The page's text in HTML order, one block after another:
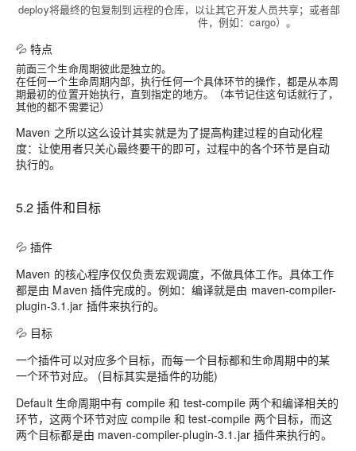
deploy将最终的包复制到远程的仓库，以让其它开发人员共享；或者部
件，例如：cargo）。
💦 特点
前面三个生命周期彼此是独立的。
在任何一个生命周期内部，执行任何一个具体环节的操作，都是从本周
期最初的位置开始执行，直到指定的地方。（本节记住这句话就行了，
其他的都不需要记）
Maven 之所以这么设计其实就是为了提高构建过程的自动化程
度：让使用者只关心最终要干的即可，过程中的各个环节是自动
执行的。
5.2 插件和目标
💦 插件
Maven 的核心程序仅仅负责宏观调度，不做具体工作。具体工作
都是由 Maven 插件完成的。例如：编译就是由 maven-compiler-
plugin-3.1.jar 插件来执行的。
💦 目标
一个插件可以对应多个目标，而每一个目标都和生命周期中的某
一个环节对应。 (目标其实是插件的功能)
Default 生命周期中有 compile 和 test-compile 两个和编译相关的
环节，这两个环节对应 compile 和 test-compile 两个目标，而这
两个目标都是由 maven-compiler-plugin-3.1.jar 插件来执行的。